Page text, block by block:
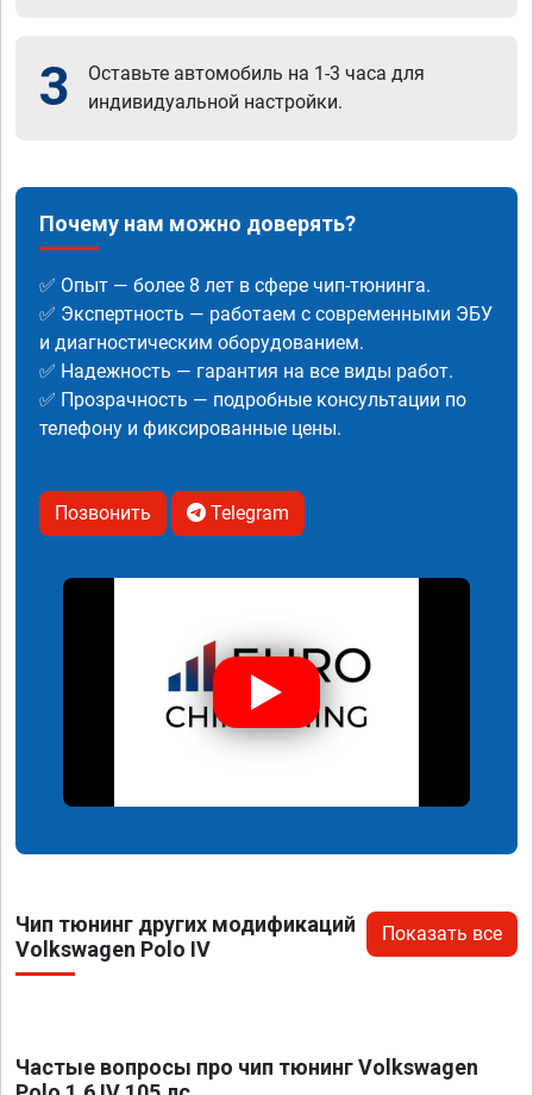
3
Оставьте автомобиль на 1-3 часа для
индивидуальной настройки.
Почему нам можно доверять?
✅ Опыт — более 8 лет в сфере чип-тюнинга.
✅ Экспертность — работаем с современными ЭБУ
и диагностическим оборудованием.
✅ Надежность — гарантия на все виды работ.
✅ Прозрачность — подробные консультации по
телефону и фиксированные цены.
Позвонить Telegram
Чип тюнинг других модификаций
Volkswagen Polo IV
Показать все
Частые вопросы про чип тюнинг Volkswagen